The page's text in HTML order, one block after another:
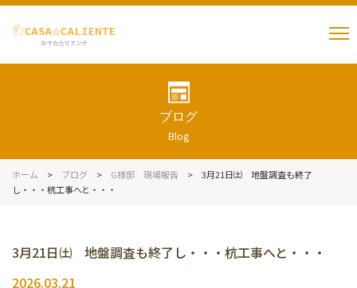
ブログ
Blog
ホーム > ブログ > G様邸 現場報告 > 3月21日㈯ 地盤調査も終了
し・・・杭工事へと・・・
3月21日㈯ 地盤調査も終了し・・・杭工事へと・・・
2026.03.21